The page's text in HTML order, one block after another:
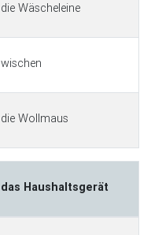
die Wäscheleine
wischen
die Wollmaus
das Haushaltsgerät